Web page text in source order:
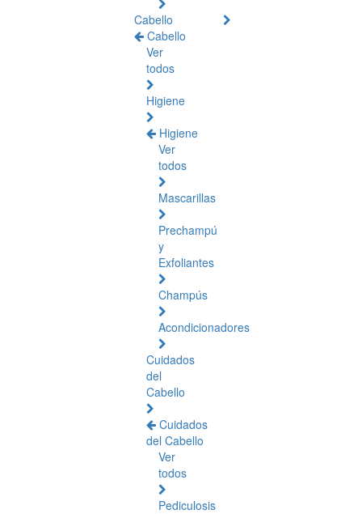
Cabello
Cabello
Ver
todos
Higiene
Higiene
Ver
todos
Mascarillas
Prechampú
y
Exfoliantes
Champús
Acondicionadores
Cuidados
del
Cabello
Cuidados
del Cabello
Ver
todos
Pediculosis